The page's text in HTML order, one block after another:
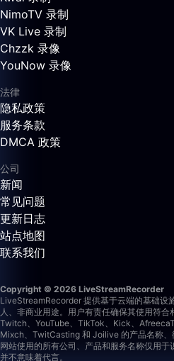
NimoTV 录制
VK Live 录制
Chzzk 录像
YouNow 录像
法律
隐私政策
服务条款
DMCA 政策
公司
新闻
常见问题
更新日志
站点地图
联系我们
Copyright © 2026 LiveStreamRecorder
LiveStreamRecorder 提供基于云端的基础设
人、非商业用途。用户有责任确保其使用符合
Twitch、YouTube、TikTok、Kick、
Mixch、TwitCasting 和 Joilive 的产品名称
网站使用的所有公司、产品和服务名称仅用
并不意味着代言。